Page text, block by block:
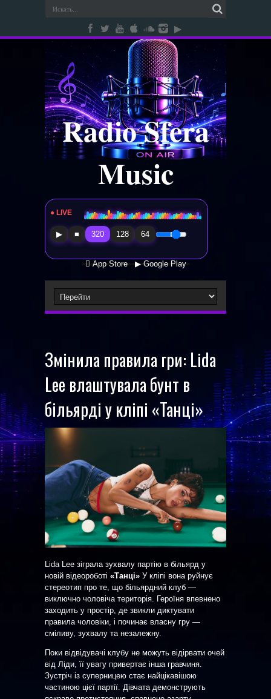
Radio Sfera
Music
● LIVE Radio Sfera Music
▶ ■ 320 128 64
 App Store ▶ Google Play
Змінила правила гри: Lida
Lee влаштувала бунт в
більярді у кліпі «Танці»
Lida Lee зіграла зухвалу партію в більярд у
новій відеороботі «Танці» У кліпі вона руйнує
стереотип про те, що більярдний клуб —
виключно чоловіча територія. Героїня впевнено
заходить у простір, де звикли диктувати
правила чоловіки, і починає власну гру —
сміливу, зухвалу та незалежну.
Поки відвідувачі клубу не можуть відірвати очей
від Ліди, її увагу привертає інша гравчиня.
Зустріч із суперницею стає найцікавішою
частиною цієї партії. Дівчата демонструють